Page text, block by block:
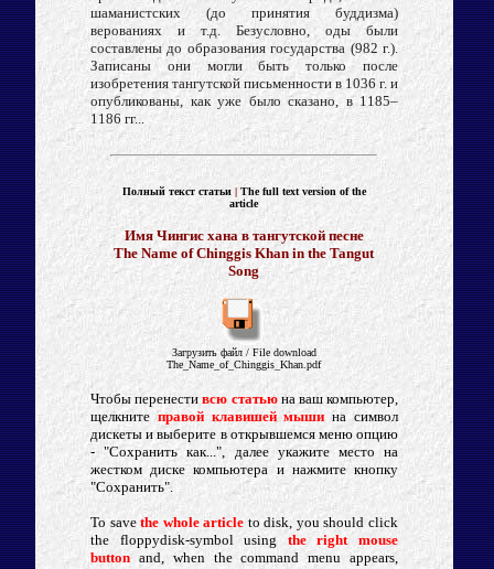
шаманистских (до принятия буддизма)
верованиях и т.д. Безусловно, оды были
составлены до образования государства (982 г.).
Записаны они могли быть только после
изобретения тангутской письменности в 1036 г. и
опубликованы, как уже было сказано, в 1185–
1186 гг...
Полный текст статьи |The full text version ofthe
article
Имя Чингис хана в тангутской песне
The Name of Chinggis Khan in the Tangut
Song
Загрузить файл / File download
The_Name_of_Chinggis_Khan.pdf
Чтобы перенестивсю статьюна ваш компьютер,
щелкните правой клавишей мыши на символ
дискеты и выберите в открывшемся меню опцию
- "Сохранить как...", далее укажите место на
жестком диске компьютера и нажмите кнопку
"Сохранить".
To savethe whole article to disk, you should click
the floppydisk-symbol using the right mouse
buttonand, when the command menu appears,